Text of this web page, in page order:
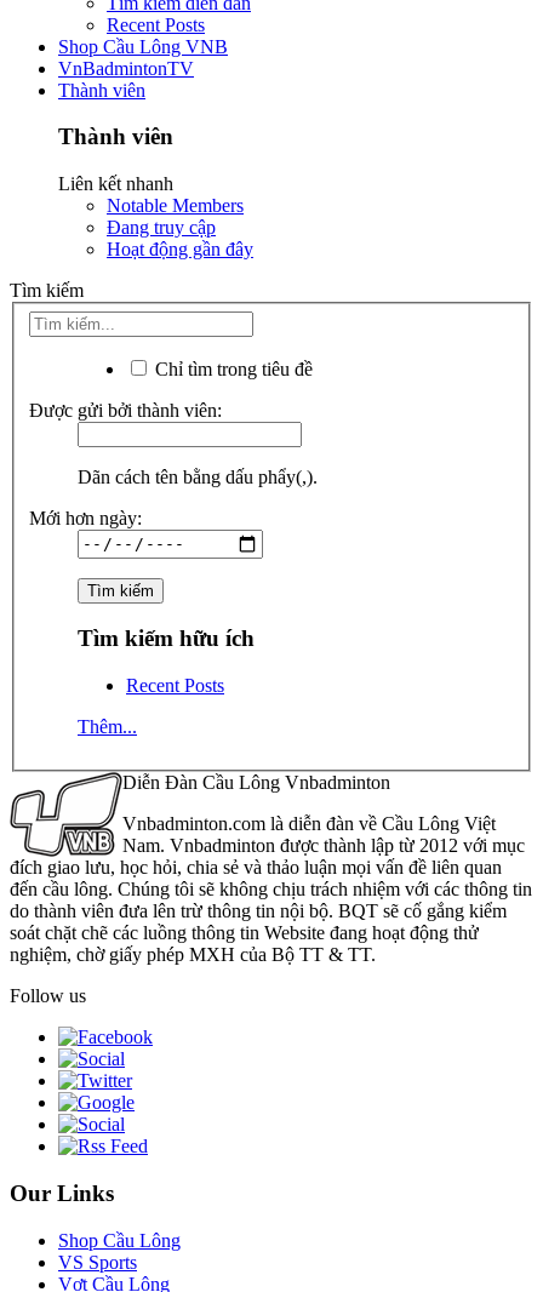
Recent Posts
Shop Cầu Lông VNB
VnBadmintonTV
Thành viên
Thành viên
Liên kết nhanh
Notable Members
Đang truy cập
Hoạt động gần đây
Tìm kiếm
Chỉ tìm trong tiêu đề
Được gửi bởi thành viên:
Dãn cách tên bằng dấu phẩy(,).
Mới hơn ngày:
Tìm kiếm hữu ích
Recent Posts
Thêm...
Diễn Đàn Cầu Lông Vnbadminton
Vnbadminton.com là diễn đàn về Cầu Lông Việt
Nam. Vnbadminton được thành lập từ 2012 với mục
đích giao lưu, học hỏi, chia sẻ và thảo luận mọi vấn đề liên quan
đến cầu lông. Chúng tôi sẽ không chịu trách nhiệm với các thông tin
do thành viên đưa lên trừ thông tin nội bộ. BQT sẽ cố gắng kiểm
soát chặt chẽ các luồng thông tin Website đang hoạt động thử
nghiệm, chờ giấy phép MXH của Bộ TT & TT.
Follow us
Our Links
Shop Cầu Lông
VS Sports
Vợt Cầu Lông